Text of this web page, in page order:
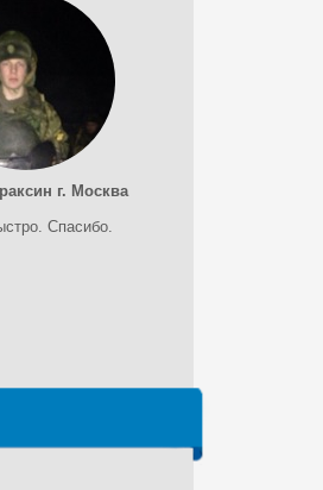
г. Москва
Спасибо.